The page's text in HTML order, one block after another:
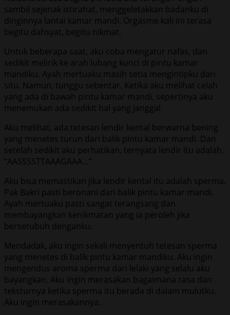
sambil sejenak istirahat, menggeletakkan badanku di
dinginnya lantai kamar mandi. Orgasme kali ini terasa
begitu dahsyat, begitu nikmat.
Untuk beberapa saat, aku coba mengatur nafas, dan
sedikit melirik ke arah lubang kunci di pintu kamar
mandiku. Ayah mertuaku masih setia mengintipku dari
situ. Namun, tunggu sebentar. Ketika aku melihat celah
yang ada di bawah pintu kamar mandi, sepertinya aku
menemukan ada sedikit hal yang janggal.
Aku melihat, ada tetesan lendir kental berwarna bening
yang menetes turun dari balik pintu kamar mandi. Dan
setelah sedikit aku perhatikan, ternyata lendir itu adalah.
“AASSSSTTAAAGAAA…”
Aku bisa memastikan jika lendir kental itu adalah sperma.
Pak Bakri pasti beronani dari balik pintu kamar mandi.
Ayah mertuaku pasti sangat terangsang dan
membayangkan kenikmatan yang ia peroleh jika
bersetubuh denganku.
Mendadak, aku ingin sekali menyentuh tetesan sperma
yang menetes di balik pintu kamar mandiku. Aku ingin
mengendus aroma sperma dari lelaki yang selalu aku
bayangkan. Aku ingin merasakan bagaimana rasa dan
teksturnya ketika sperma itu berada di dalam mulutku.
Aku ingin merasakannya.